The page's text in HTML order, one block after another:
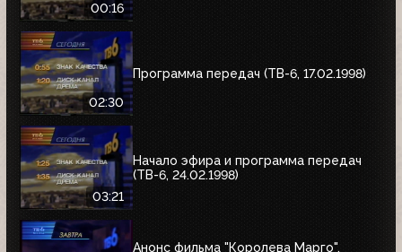
00:16
02:30
Программа передач (ТВ-6, 17.02.1998)
03:21
Начало эфира и программа передач
(ТВ-6, 24.02.1998)
Анонс фильма "Королева Марго",